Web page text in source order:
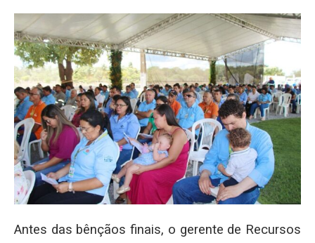
Antes das bênçãos finais, o gerente de Recursos